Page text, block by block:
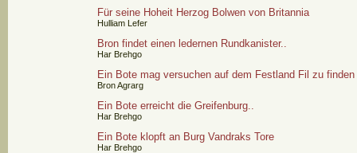
Für seine Hoheit Herzog Bolwen von Britannia
Hulliam Lefer
Bron findet einen ledernen Rundkanister..
Har Brehgo
Ein Bote mag versuchen auf dem Festland Fil zu finden
Bron Agrarg
Ein Bote erreicht die Greifenburg..
Har Brehgo
Ein Bote klopft an Burg Vandraks Tore
Har Brehgo